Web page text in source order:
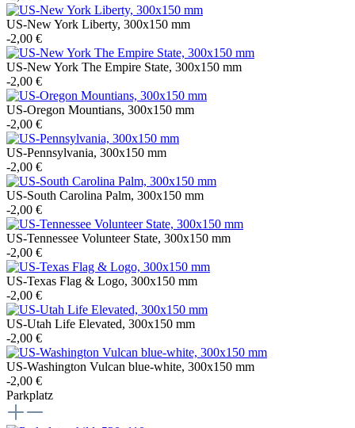
US-New York Liberty, 300x150 mm
-2,00 €
US-New York The Empire State, 300x150 mm
-2,00 €
US-Oregon Mountians, 300x150 mm
-2,00 €
US-Pennsylvania, 300x150 mm
-2,00 €
US-South Carolina Palm, 300x150 mm
-2,00 €
US-Tennessee Volunteer State, 300x150 mm
-2,00 €
US-Texas Flag & Logo, 300x150 mm
-2,00 €
US-Utah Life Elevated, 300x150 mm
-2,00 €
US-Washington Vulcan blue-white, 300x150 mm
-2,00 €
Parkplatz